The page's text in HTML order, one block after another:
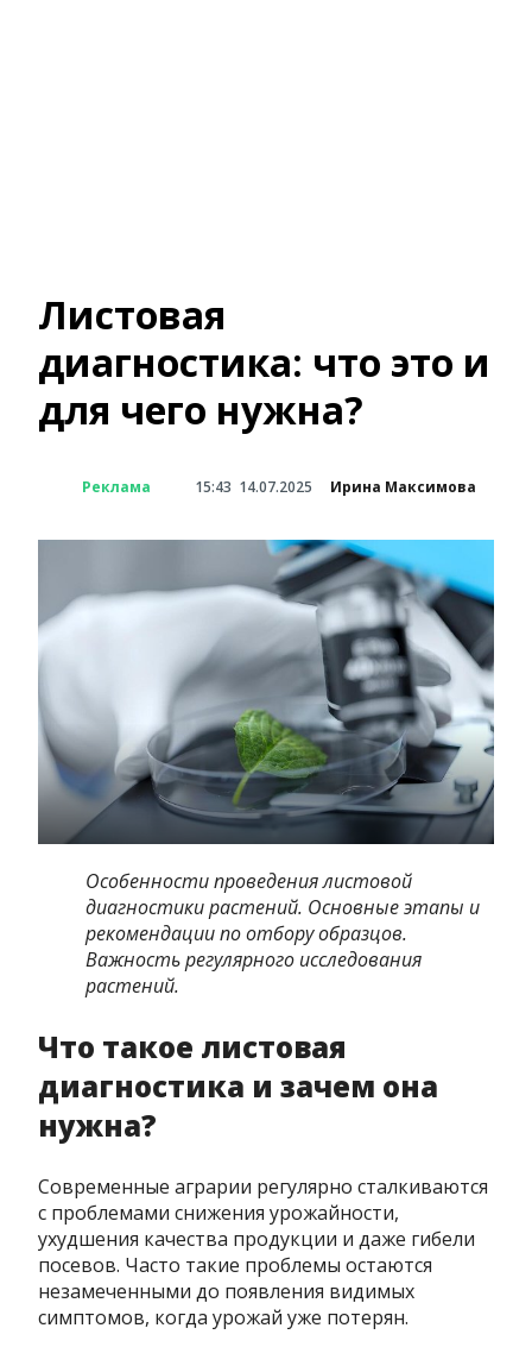
Листовая
диагностика: что это и
для чего нужна?
Реклама 15:43 14.07.2025 Ирина Максимова
Особенности проведения листовой
диагностики растений. Основные этапы и
рекомендации по отбору образцов.
Важность регулярного исследования
растений.
Что такое листовая
диагностика и зачем она
нужна?
Современные аграрии регулярно сталкиваются
с проблемами снижения урожайности,
ухудшения качества продукции и даже гибели
посевов. Часто такие проблемы остаются
незамеченными до появления видимых
симптомов, когда урожай уже потерян.